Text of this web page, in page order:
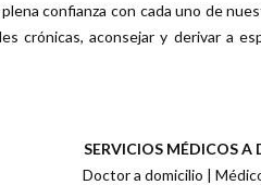
confianza con cada uno de
crónicas, aconsejar y derivar a
SERVICIOS MÉDICOS A
Doctor a domicilio |